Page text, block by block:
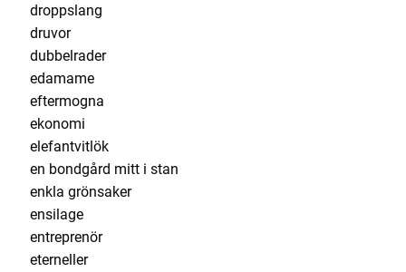
droppslang
druvor
dubbelrader
edamame
eftermogna
ekonomi
elefantvitlök
en bondgård mitt i stan
enkla grönsaker
ensilage
entreprenör
eterneller